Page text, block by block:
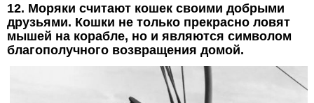
12. Моряки считают кошек своими добрыми
друзьями. Кошки не только прекрасно ловят
мышей на корабле, но и являются символом
благополучного возвращения домой.